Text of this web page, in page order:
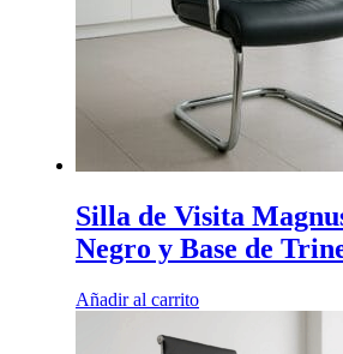
Silla de Visita
Negro y Base de
Añadir al carrito